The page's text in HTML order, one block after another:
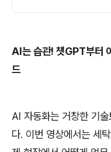
AI는 습관! 챗GPT부터
드
AI 자동화는 거창한 기
다. 이번 영상에서는 세